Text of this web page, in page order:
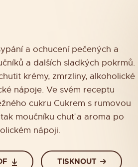
a ochucení pečených a
a dalších sladkých pokrmů.
krémy, zmrzliny, alkoholické
nápoje. Ve svém receptu
cukru Cukrem s rumovou
moučníku chuť a aroma po
nápoji.
TISKNOUT